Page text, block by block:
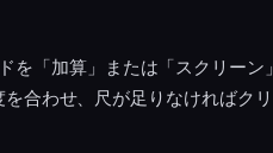
を「加算」または「スクリー
合わせ、尺が足りなければク